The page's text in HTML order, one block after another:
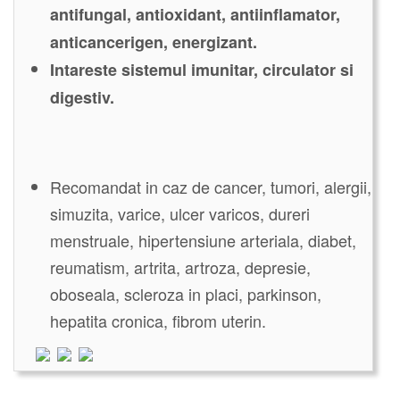
antifungal, antioxidant, antiinflamator,
anticancerigen, energizant.
Intareste sistemul imunitar, circulator si
digestiv.
Recomandat in caz de cancer, tumori, alergii,
simuzita, varice, ulcer varicos, dureri
menstruale, hipertensiune arteriala, diabet,
reumatism, artrita, artroza, depresie,
oboseala, scleroza in placi, parkinson,
hepatita cronica, fibrom uterin.